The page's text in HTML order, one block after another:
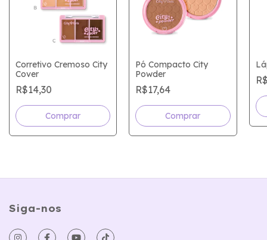
Corretivo Cremoso City
Cover
R$14,30
Comprar
Pó Compacto City
Powder
R$17,64
Comprar
Siga-nos